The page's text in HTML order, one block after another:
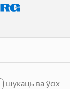
шукаць ва ўсіх